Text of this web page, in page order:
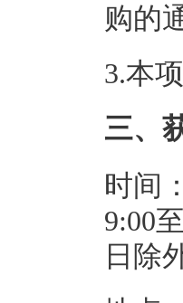
购的
3.本
三、
时间
9:00
日除